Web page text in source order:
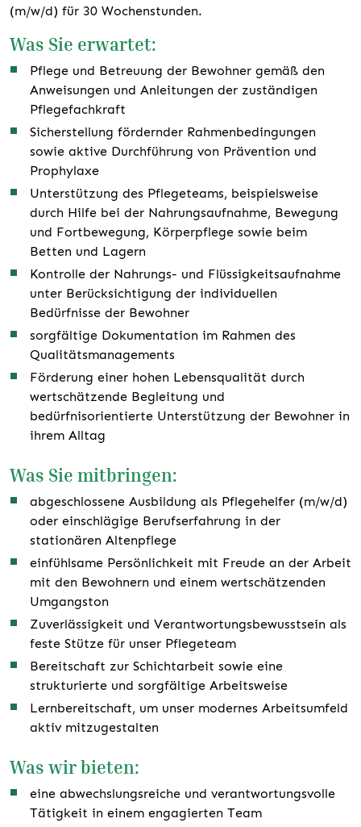
(m/w/d) für 30 Wochenstunden.
Was Sie erwartet:
Pflege und Betreuung der Bewohner gemäß den
Anweisungen und Anleitungen der zuständigen
Pflegefachkraft
Sicherstellung fördernder Rahmenbedingungen
sowie aktive Durchführung von Prävention und
Prophylaxe
Unterstützung des Pflegeteams, beispielsweise
durch Hilfe bei der Nahrungsaufnahme, Bewegung
und Fortbewegung, Körperpflege sowie beim
Betten und Lagern
Kontrolle der Nahrungs- und Flüssigkeitsaufnahme
unter Berücksichtigung der individuellen
Bedürfnisse der Bewohner
sorgfältige Dokumentation im Rahmen des
Qualitätsmanagements
Förderung einer hohen Lebensqualität durch
wertschätzende Begleitung und
bedürfnisorientierte Unterstützung der Bewohner in
ihrem Alltag
Was Sie mitbringen:
abgeschlossene Ausbildung als Pflegehelfer (m/w/d)
oder einschlägige Berufserfahrung in der
stationären Altenpflege
einfühlsame Persönlichkeit mit Freude an der Arbeit
mit den Bewohnern und einem wertschätzenden
Umgangston
Zuverlässigkeit und Verantwortungsbewusstsein als
feste Stütze für unser Pflegeteam
Bereitschaft zur Schichtarbeit sowie eine
strukturierte und sorgfältige Arbeitsweise
Lernbereitschaft, um unser modernes Arbeitsumfeld
aktiv mitzugestalten
Was wir bieten:
eine abwechslungsreiche und verantwortungsvolle
Tätigkeit in einem engagierten Team